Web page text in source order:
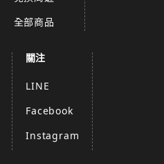
全部商品
關注
LINE
Facebook
Instagram